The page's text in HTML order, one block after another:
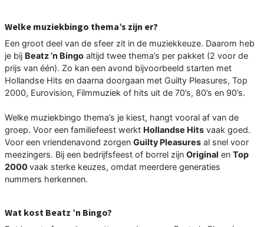
Welke muziekbingo thema’s zijn er?
Een groot deel van de sfeer zit in de muziekkeuze. Daarom heb
je bij Beatz ’n Bingo altijd twee thema’s per pakket (2 voor de
prijs van één). Zo kan een avond bijvoorbeeld starten met
Hollandse Hits en daarna doorgaan met Guilty Pleasures, Top
2000, Eurovision, Filmmuziek of hits uit de 70’s, 80’s en 90’s.
Welke muziekbingo thema’s je kiest, hangt vooral af van de
groep. Voor een familiefeest werkt Hollandse Hits vaak goed.
Voor een vriendenavond zorgen Guilty Pleasures al snel voor
meezingers. Bij een bedrijfsfeest of borrel zijn Original en Top
2000vaak sterke keuzes, omdat meerdere generaties
nummers herkennen.
Wat kost Beatz ’n Bingo?